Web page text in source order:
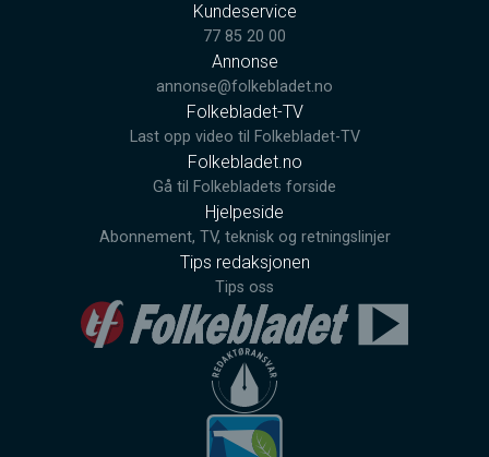
Kundeservice
77 85 20 00
Annonse
annonse@folkebladet.no
Folkebladet-TV
Last opp video til Folkebladet-TV
Folkebladet.no
Gå til Folkebladets forside
Hjelpeside
Abonnement, TV, teknisk og retningslinjer
Tips redaksjonen
Tips oss